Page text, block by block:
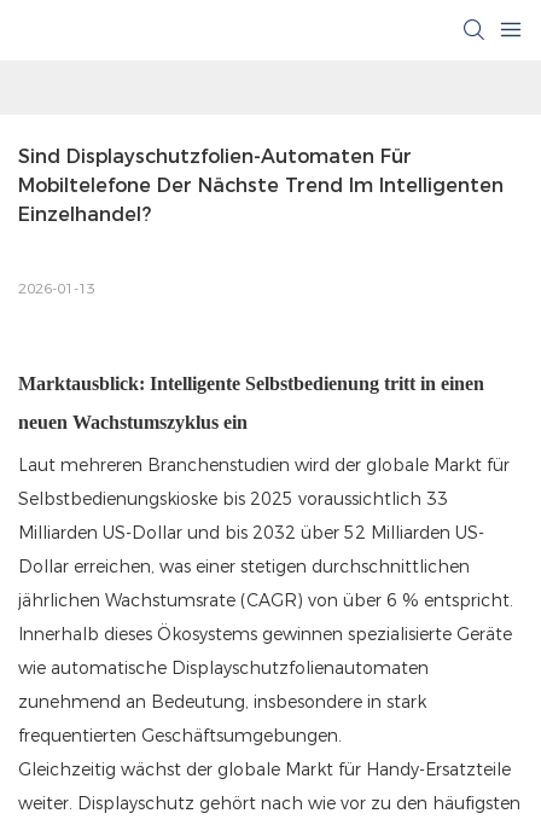
Sind Displayschutzfolien-Automaten Für
Mobiltelefone Der Nächste Trend Im Intelligenten
Einzelhandel?
2026-01-13
Marktausblick: Intelligente Selbstbedienung tritt in einen
neuen Wachstumszyklus ein
Laut mehreren Branchenstudien wird der globale Markt für
Selbstbedienungskioske bis 2025 voraussichtlich 33
Milliarden US-Dollar und bis 2032 über 52 Milliarden US-
Dollar erreichen, was einer stetigen durchschnittlichen
jährlichen Wachstumsrate (CAGR) von über 6 % entspricht.
Innerhalb dieses Ökosystems gewinnen spezialisierte Geräte
wie automatische Displayschutzfolienautomaten
zunehmend an Bedeutung, insbesondere in stark
frequentierten Geschäftsumgebungen.
Gleichzeitig wächst der globale Markt für Handy-Ersatzteile
weiter. Displayschutz gehört nach wie vor zu den häufigsten